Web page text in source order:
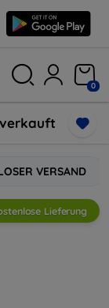
0
VERSAND
Lieferung